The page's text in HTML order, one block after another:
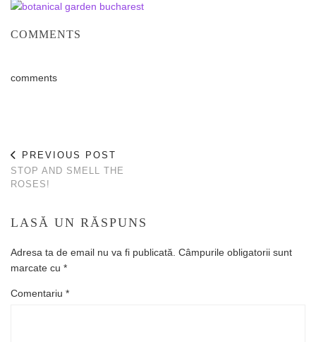
COMMENTS
comments
PREVIOUS POST
STOP AND SMELL THE
ROSES!
LASĂ UN RĂSPUNS
Adresa ta de email nu va fi publicată. Câmpurile obligatorii sunt
marcate cu *
Comentariu *